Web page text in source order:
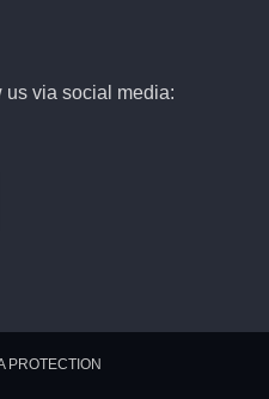
us via social media:
PROTECTION